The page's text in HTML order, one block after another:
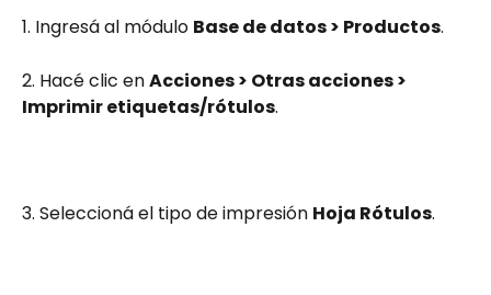
1. Ingresá al módulo Base de datos > Productos.
2. Hacé clic en Acciones > Otras acciones >
Imprimir etiquetas/rótulos.
3. Seleccioná el tipo de impresión Hoja Rótulos.